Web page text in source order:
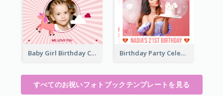
Baby Girl Birthday Celebration Photo Book Birthday Party Celebration Photo Book
すべてのお祝いフォトブックテンプレートを見る